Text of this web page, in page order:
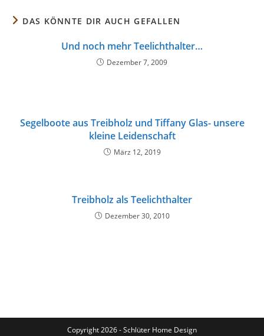
DAS KÖNNTE DIR AUCH GEFALLEN
Und noch mehr Teelichthalter…
Dezember 7, 2009
Segelboote aus Treibholz und Tiffany Glas- unsere
kleine Leidenschaft
März 12, 2019
Treibholz als Teelichthalter
Dezember 30, 2010
Copyright 2026 - Schlüter Home Design